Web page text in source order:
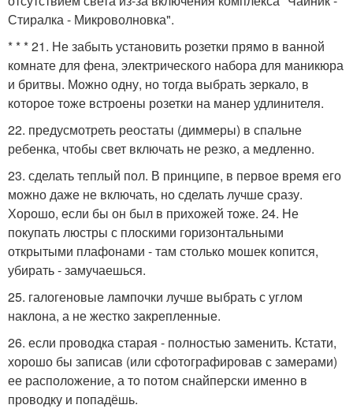
Стиралка - Микроволновка".
* * * 21. Не забыть установить розетки прямо в ванной
комнате для фена, электрического набора для маникюра
и бритвы. Можно одну, но тогда выбрать зеркало, в
которое тоже встроены розетки на манер удлинителя.
22. предусмотреть реостаты (диммеры) в спальне
ребенка, чтобы свет включать не резко, а медленно.
23. сделать теплый пол. В принципе, в первое время его
можно даже не включать, но сделать лучше сразу.
Хорошо, если бы он был в прихожей тоже. 24. Не
покупать люстры с плоскими горизонтальными
открытыми плафонами - там столько мошек копится,
убирать - замучаешься.
25. галогеновые лампочки лучше выбрать с углом
наклона, а не жестко закрепленные.
26. если проводка старая - полностью заменить. Кстати,
хорошо бы записав (или сфотографировав с замерами)
ее расположение, а то потом снайперски именно в
проводку и попадёшь.